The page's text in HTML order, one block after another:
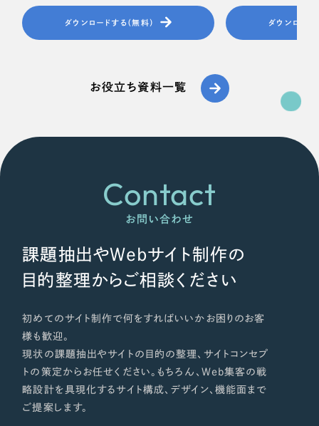
ダウンロードする（無料） ダウンロード
お役立ち資料一覧
Contact
お問い合わせ
課題抽出やWebサイト制作の
目的整理からご相談ください
初めてのサイト制作で何をすればいいかお困りのお客
様も歓迎。
現状の課題抽出やサイトの目的の整理、サイトコンセプ
トの策定からお任せください。もちろん、Web集客の戦
略設計を具現化するサイト構成、デザイン、機能面まで
ご提案します。